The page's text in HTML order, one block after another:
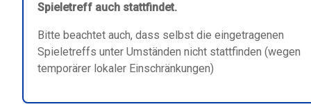
Spieletreff auch stattfindet.
Bitte beachtet auch, dass selbst die eingetragenen
Spieletreffs unter Umständen nicht stattfinden (wegen
temporärer lokaler Einschränkungen)